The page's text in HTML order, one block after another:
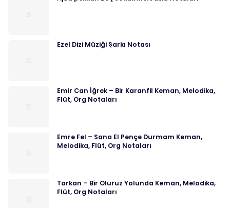
Ezel Dizi Müziği Şarkı Notası
Emir Can İğrek – Bir Karanfil Keman, Melodika,
Flüt, Org Notaları
Emre Fel – Sana El Pençe Durmam Keman,
Melodika, Flüt, Org Notaları
Tarkan – Bir Oluruz Yolunda Keman, Melodika,
Flüt, Org Notaları